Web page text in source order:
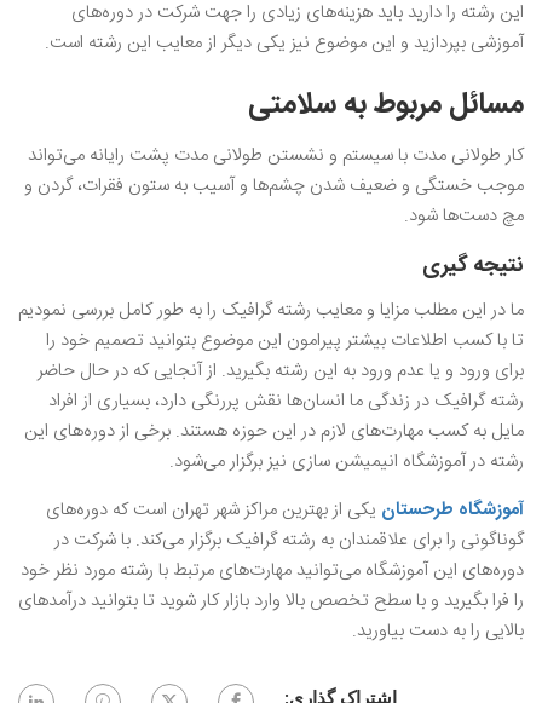
این رشته را دارید باید هزینه‌های زیادی را جهت شرکت در دوره‌های
آموزشی بپردازید و این موضوع نیز یکی دیگر از معایب این رشته است.
مسائل مربوط به سلامتی
کار طولانی مدت با سیستم و نشستن طولانی مدت پشت رایانه می‌تواند
موجب خستگی و ضعیف شدن چشم‌ها و آسیب به ستون فقرات، گردن و
مچ دست‌ها شود.
نتیجه‌ گیری
ما در این مطلب مزایا و معایب رشته گرافیک را به طور کامل بررسی نمودیم
تا با کسب اطلاعات بیشتر پیرامون این موضوع بتوانید تصمیم خود را
برای ورود و یا عدم ورود به این رشته بگیرید. از آنجایی که در حال حاضر
رشته گرافیک در زندگی ما انسان‌ها نقش پررنگی دارد، بسیاری از افراد
مایل به کسب مهارت‌های لازم در این حوزه هستند. برخی از دوره‌های این
رشته در آموزشگاه انیمیشن‌ سازی نیز برگزار می‌شود.
آموزشگاه طرحستان یکی از بهترین مراکز شهر تهران است که دوره‌های
گوناگونی را برای علاقمندان به رشته گرافیک برگزار می‌کند. با شرکت در
دوره‌های این آموزشگاه می‌توانید مهارت‌های مرتبط با رشته مورد نظر خود
را فرا بگیرید و با سطح تخصص بالا وارد بازار کار شوید تا بتوانید درآمد‌های
بالایی را به دست بیاورید.
اشتراک گذاری: